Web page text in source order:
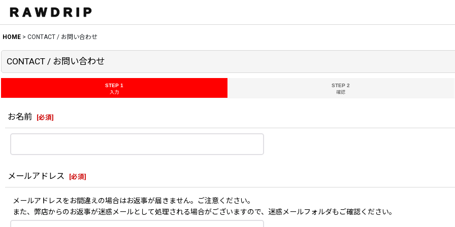
HOME > CONTACT / お問い合わせ
CONTACT / お問い合わせ
STEP 1
入力
STEP 2
確認
お名前 [必須]
メールアドレス [必須]
メールアドレスをお間違えの場合はお返事が届きません。ご注意ください。
また、弊店からのお返事が迷惑メールとして処理される場合がございますので、迷惑メールフォルダもご確認ください。